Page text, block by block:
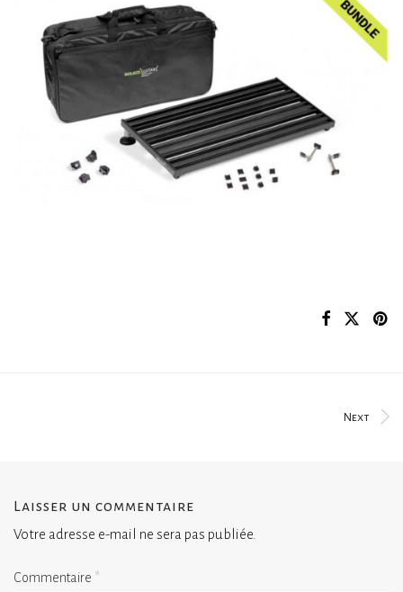
Next
Laisser un commentaire
Votre adresse e-mail ne sera pas publiée.
Commentaire *